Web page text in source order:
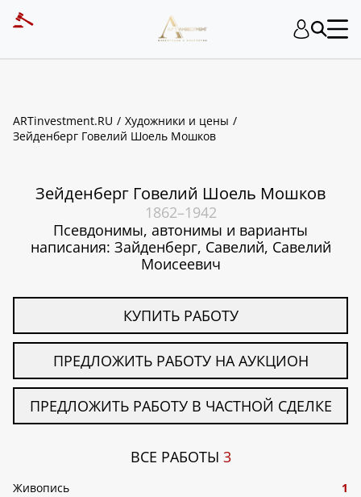
ARTinvestment.RU
Художники и цены
Зейденберг Говелий Шоель Мошков
Зейденберг Говелий Шоель Мошков
1862–1942
Псевдонимы, автонимы и варианты
написания: Зайденберг, Савелий, Савелий
Моисеевич
КУПИТЬ РАБОТУ
ПРЕДЛОЖИТЬ РАБОТУ НА АУКЦИОН
ПРЕДЛОЖИТЬ РАБОТУ В ЧАСТНОЙ СДЕЛКЕ
ВСЕ РАБОТЫ 3
Живопись 1